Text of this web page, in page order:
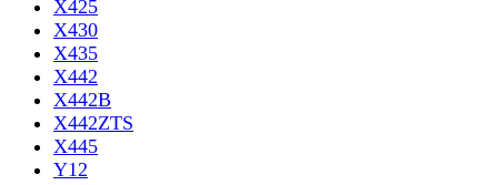
X425
X430
X435
X442
X442B
X442ZTS
X445
Y12